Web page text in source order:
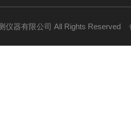
仪器有限公司 All Rights Reserved